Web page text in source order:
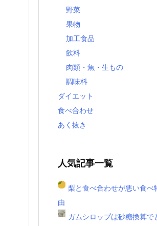
野菜
果物
加工食品
飲料
肉類・魚・生もの
調味料
ダイエット
食べ合わせ
あく抜き
人気記事一覧
梨と食べ合わせが悪い食べ
由
ガムシロップは砂糖換算